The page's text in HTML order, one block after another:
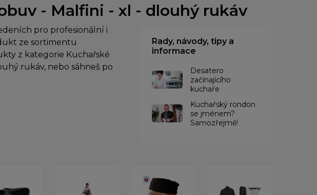
- Malfini - xl - dlouhý rukáv
pro profesionální i
ze sortimentu
z kategorie Kuchařské
rukáv, nebo sáhneš po
Rady, návody, tipy a
informace
Desatero
začínajícího
kuchaře
Kuchařský rondon
se jménem?
Samozřejmě!